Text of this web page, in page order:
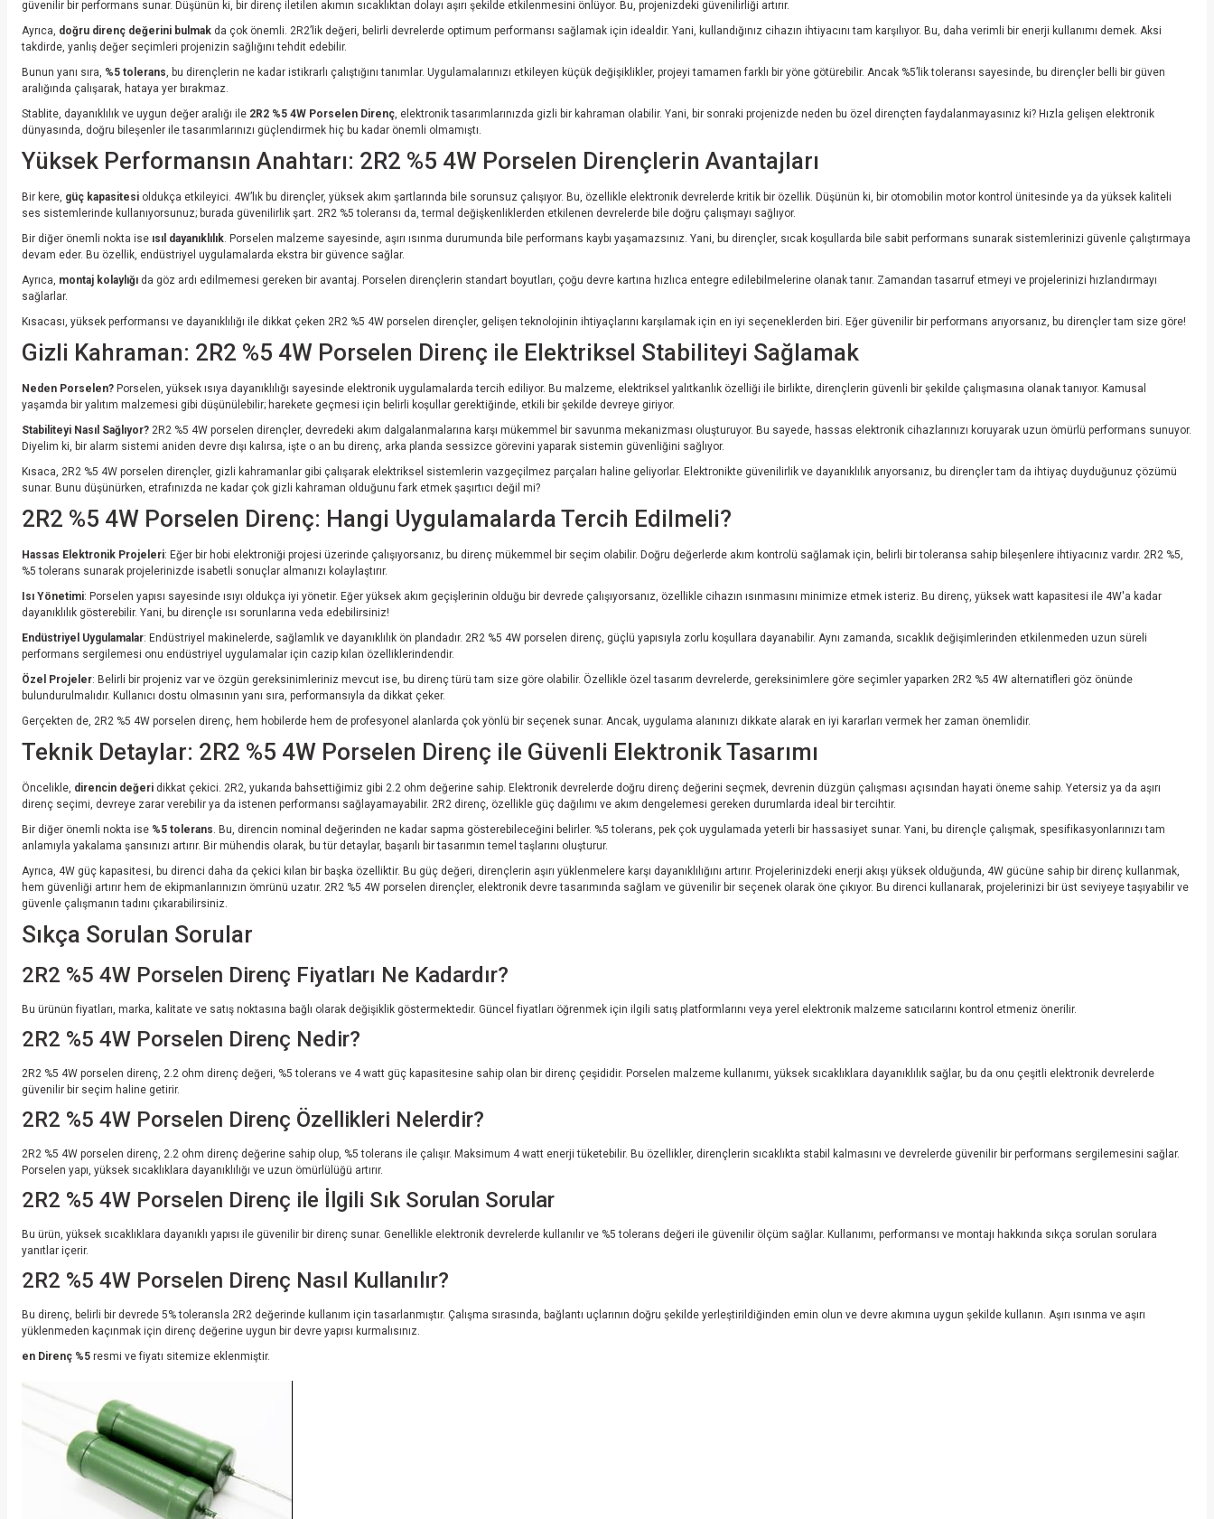
güvenilir bir performans sunar. Düşünün ki, bir direnç iletilen akımın sıcaklıktan dolayı aşırı şekilde etkilenmesini önlüyor. Bu, projenizdeki güvenilirliği artırır.
Ayrıca, doğru direnç değerini bulmak da çok önemli. 2R2’lik değeri, belirli devrelerde optimum performansı sağlamak için idealdir. Yani, kullandığınız cihazın ihtiyacını tam karşılıyor. Bu, daha verimli bir enerji kullanımı demek. Aksi
takdirde, yanlış değer seçimleri projenizin sağlığını tehdit edebilir.
Bunun yanı sıra, %5 tolerans, bu dirençlerin ne kadar istikrarlı çalıştığını tanımlar. Uygulamalarınızı etkileyen küçük değişiklikler, projeyi tamamen farklı bir yöne götürebilir. Ancak %5’lik toleransı sayesinde, bu dirençler belli bir güven
aralığında çalışarak, hataya yer bırakmaz.
Stablite, dayanıklılık ve uygun değer aralığı ile 2R2 %5 4W Porselen Direnç, elektronik tasarımlarınızda gizli bir kahraman olabilir. Yani, bir sonraki projenizde neden bu özel dirençten faydalanmayasınız ki? Hızla gelişen elektronik
dünyasında, doğru bileşenler ile tasarımlarınızı güçlendirmek hiç bu kadar önemli olmamıştı.
Yüksek Performansın Anahtarı: 2R2 %5 4W Porselen Dirençlerin Avantajları
Bir kere, güç kapasitesi oldukça etkileyici. 4W’lık bu dirençler, yüksek akım şartlarında bile sorunsuz çalışıyor. Bu, özellikle elektronik devrelerde kritik bir özellik. Düşünün ki, bir otomobilin motor kontrol ünitesinde ya da yüksek kaliteli
ses sistemlerinde kullanıyorsunuz; burada güvenilirlik şart. 2R2 %5 toleransı da, termal değişkenliklerden etkilenen devrelerde bile doğru çalışmayı sağlıyor.
Bir diğer önemli nokta ise ısıl dayanıklılık. Porselen malzeme sayesinde, aşırı ısınma durumunda bile performans kaybı yaşamazsınız. Yani, bu dirençler, sıcak koşullarda bile sabit performans sunarak sistemlerinizi güvenle çalıştırmaya
devam eder. Bu özellik, endüstriyel uygulamalarda ekstra bir güvence sağlar.
Ayrıca, montaj kolaylığı da göz ardı edilmemesi gereken bir avantaj. Porselen dirençlerin standart boyutları, çoğu devre kartına hızlıca entegre edilebilmelerine olanak tanır. Zamandan tasarruf etmeyi ve projelerinizi hızlandırmayı
sağlarlar.
Kısacası, yüksek performansı ve dayanıklılığı ile dikkat çeken 2R2 %5 4W porselen dirençler, gelişen teknolojinin ihtiyaçlarını karşılamak için en iyi seçeneklerden biri. Eğer güvenilir bir performans arıyorsanız, bu dirençler tam size göre!
Gizli Kahraman: 2R2 %5 4W Porselen Direnç ile Elektriksel Stabiliteyi Sağlamak
Neden Porselen? Porselen, yüksek ısıya dayanıklılığı sayesinde elektronik uygulamalarda tercih ediliyor. Bu malzeme, elektriksel yalıtkanlık özelliği ile birlikte, dirençlerin güvenli bir şekilde çalışmasına olanak tanıyor. Kamusal
yaşamda bir yalıtım malzemesi gibi düşünülebilir; harekete geçmesi için belirli koşullar gerektiğinde, etkili bir şekilde devreye giriyor.
Stabiliteyi Nasıl Sağlıyor? 2R2 %5 4W porselen dirençler, devredeki akım dalgalanmalarına karşı mükemmel bir savunma mekanizması oluşturuyor. Bu sayede, hassas elektronik cihazlarınızı koruyarak uzun ömürlü performans sunuyor.
Diyelim ki, bir alarm sistemi aniden devre dışı kalırsa, işte o an bu direnç, arka planda sessizce görevini yaparak sistemin güvenliğini sağlıyor.
Kısaca, 2R2 %5 4W porselen dirençler, gizli kahramanlar gibi çalışarak elektriksel sistemlerin vazgeçilmez parçaları haline geliyorlar. Elektronikte güvenilirlik ve dayanıklılık arıyorsanız, bu dirençler tam da ihtiyaç duyduğunuz çözümü
sunar. Bunu düşünürken, etrafınızda ne kadar çok gizli kahraman olduğunu fark etmek şaşırtıcı değil mi?
2R2 %5 4W Porselen Direnç: Hangi Uygulamalarda Tercih Edilmeli?
Hassas Elektronik Projeleri: Eğer bir hobi elektroniği projesi üzerinde çalışıyorsanız, bu direnç mükemmel bir seçim olabilir. Doğru değerlerde akım kontrolü sağlamak için, belirli bir toleransa sahip bileşenlere ihtiyacınız vardır. 2R2 %5,
%5 tolerans sunarak projelerinizde isabetli sonuçlar almanızı kolaylaştırır.
Isı Yönetimi: Porselen yapısı sayesinde ısıyı oldukça iyi yönetir. Eğer yüksek akım geçişlerinin olduğu bir devrede çalışıyorsanız, özellikle cihazın ısınmasını minimize etmek isteriz. Bu direnç, yüksek watt kapasitesi ile 4W'a kadar
dayanıklılık gösterebilir. Yani, bu dirençle ısı sorunlarına veda edebilirsiniz!
Endüstriyel Uygulamalar: Endüstriyel makinelerde, sağlamlık ve dayanıklılık ön plandadır. 2R2 %5 4W porselen direnç, güçlü yapısıyla zorlu koşullara dayanabilir. Aynı zamanda, sıcaklık değişimlerinden etkilenmeden uzun süreli
performans sergilemesi onu endüstriyel uygulamalar için cazip kılan özelliklerindendir.
Özel Projeler: Belirli bir projeniz var ve özgün gereksinimleriniz mevcut ise, bu direnç türü tam size göre olabilir. Özellikle özel tasarım devrelerde, gereksinimlere göre seçimler yaparken 2R2 %5 4W alternatifleri göz önünde
bulundurulmalıdır. Kullanıcı dostu olmasının yanı sıra, performansıyla da dikkat çeker.
Gerçekten de, 2R2 %5 4W porselen direnç, hem hobilerde hem de profesyonel alanlarda çok yönlü bir seçenek sunar. Ancak, uygulama alanınızı dikkate alarak en iyi kararları vermek her zaman önemlidir.
Teknik Detaylar: 2R2 %5 4W Porselen Direnç ile Güvenli Elektronik Tasarımı
Öncelikle, direncin değeri dikkat çekici. 2R2, yukarıda bahsettiğimiz gibi 2.2 ohm değerine sahip. Elektronik devrelerde doğru direnç değerini seçmek, devrenin düzgün çalışması açısından hayati öneme sahip. Yetersiz ya da aşırı
direnç seçimi, devreye zarar verebilir ya da istenen performansı sağlayamayabilir. 2R2 direnç, özellikle güç dağılımı ve akım dengelemesi gereken durumlarda ideal bir tercihtir.
Bir diğer önemli nokta ise %5 tolerans. Bu, direncin nominal değerinden ne kadar sapma gösterebileceğini belirler. %5 tolerans, pek çok uygulamada yeterli bir hassasiyet sunar. Yani, bu dirençle çalışmak, spesifikasyonlarınızı tam
anlamıyla yakalama şansınızı artırır. Bir mühendis olarak, bu tür detaylar, başarılı bir tasarımın temel taşlarını oluşturur.
Ayrıca, 4W güç kapasitesi, bu direnci daha da çekici kılan bir başka özelliktir. Bu güç değeri, dirençlerin aşırı yüklenmelere karşı dayanıklılığını artırır. Projelerinizdeki enerji akışı yüksek olduğunda, 4W gücüne sahip bir direnç kullanmak,
hem güvenliği artırır hem de ekipmanlarınızın ömrünü uzatır. 2R2 %5 4W porselen dirençler, elektronik devre tasarımında sağlam ve güvenilir bir seçenek olarak öne çıkıyor. Bu direnci kullanarak, projelerinizi bir üst seviyeye taşıyabilir ve
güvenle çalışmanın tadını çıkarabilirsiniz.
Sıkça Sorulan Sorular
2R2 %5 4W Porselen Direnç Fiyatları Ne Kadardır?
Bu ürünün fiyatları, marka, kalitate ve satış noktasına bağlı olarak değişiklik göstermektedir. Güncel fiyatları öğrenmek için ilgili satış platformlarını veya yerel elektronik malzeme satıcılarını kontrol etmeniz önerilir.
2R2 %5 4W Porselen Direnç Nedir?
2R2 %5 4W porselen direnç, 2.2 ohm direnç değeri, %5 tolerans ve 4 watt güç kapasitesine sahip olan bir direnç çeşididir. Porselen malzeme kullanımı, yüksek sıcaklıklara dayanıklılık sağlar, bu da onu çeşitli elektronik devrelerde
güvenilir bir seçim haline getirir.
2R2 %5 4W Porselen Direnç Özellikleri Nelerdir?
2R2 %5 4W porselen direnç, 2.2 ohm direnç değerine sahip olup, %5 tolerans ile çalışır. Maksimum 4 watt enerji tüketebilir. Bu özellikler, dirençlerin sıcaklıkta stabil kalmasını ve devrelerde güvenilir bir performans sergilemesini sağlar.
Porselen yapı, yüksek sıcaklıklara dayanıklılığı ve uzun ömürlülüğü artırır.
2R2 %5 4W Porselen Direnç ile İlgili Sık Sorulan Sorular
Bu ürün, yüksek sıcaklıklara dayanıklı yapısı ile güvenilir bir direnç sunar. Genellikle elektronik devrelerde kullanılır ve %5 tolerans değeri ile güvenilir ölçüm sağlar. Kullanımı, performansı ve montajı hakkında sıkça sorulan sorulara
yanıtlar içerir.
2R2 %5 4W Porselen Direnç Nasıl Kullanılır?
Bu direnç, belirli bir devrede 5% toleransla 2R2 değerinde kullanım için tasarlanmıştır. Çalışma sırasında, bağlantı uçlarının doğru şekilde yerleştirildiğinden emin olun ve devre akımına uygun şekilde kullanın. Aşırı ısınma ve aşırı
yüklenmeden kaçınmak için direnç değerine uygun bir devre yapısı kurmalısınız.
en Direnç %5 resmi ve fiyatı sitemize eklenmiştir.